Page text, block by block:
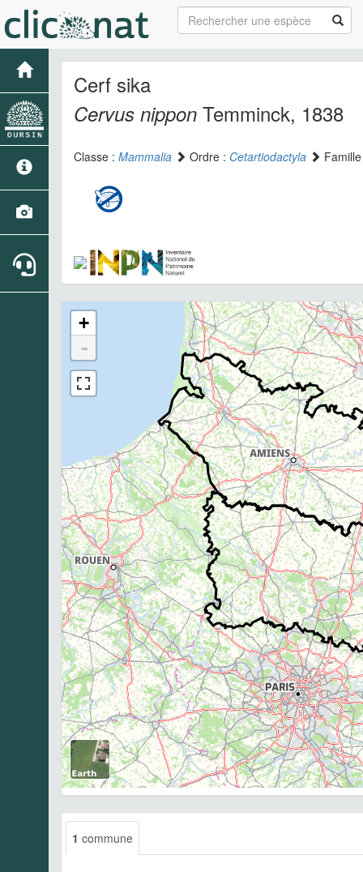
Cerf sika
Cervus nippon Temminck, 1838
Classe : Mammalia Ordre : Cetartiodactyla
+
-
1 commune